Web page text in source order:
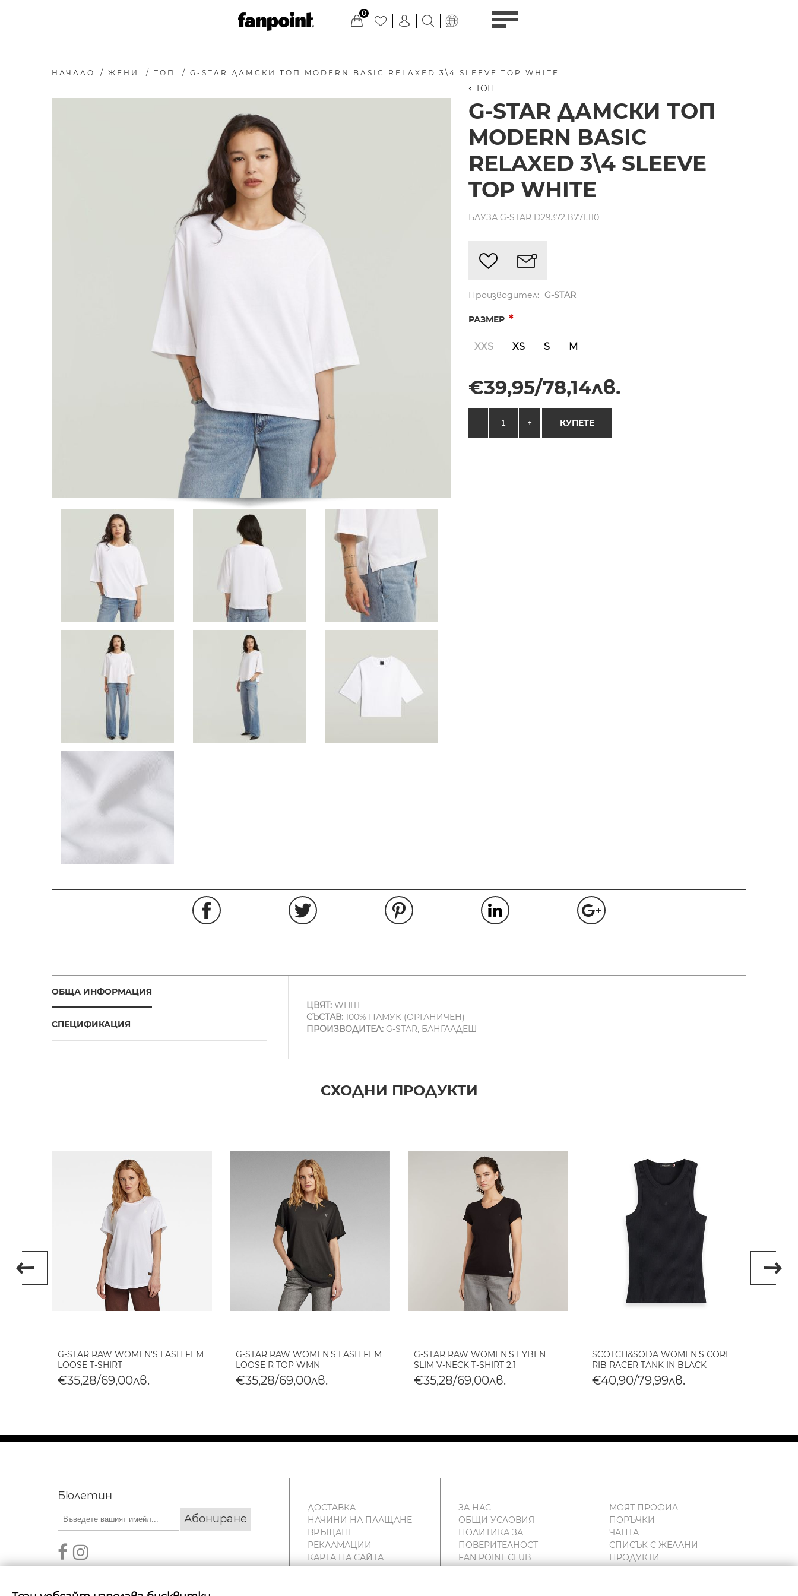
0
НАЧАЛО / ЖЕНИ / ТОП / G-STAR ДАМСКИ ТОП MODERN BASIC RELAXED 3\4 SLEEVE TOP WHITE
ТОП
G-STAR ДАМСКИ ТОП
MODERN BASIC
RELAXED 3\4 SLEEVE
TOP WHITE
БЛУЗА G-STAR D29372.B771.110
Производител: G-STAR
РАЗМЕР *
XXS XS S M
€39,95/78,14лв.
- + КУПЕТЕ
ОБЩА ИНФОРМАЦИЯ
СПЕЦИФИКАЦИЯ
ЦВЯТ:WHITE
СЪСТАВ:100% ПАМУК (ОРГАНИЧЕН)
ПРОИЗВОДИТЕЛ:G-STAR, БАНГЛАДЕШ
СХОДНИ ПРОДУКТИ
G-STAR RAW WOMEN'S LASH FEM
LOOSE T-SHIRT
€35,28/69,00лв.
G-STAR RAW WOMEN'S LASH FEM
LOOSE R TOP WMN
€35,28/69,00лв.
G-STAR RAW WOMEN'S EYBEN
SLIM V-NECK T-SHIRT 2.1
€35,28/69,00лв.
SCOTCH&SODA WOMEN'S CORE
RIB RACER TANK IN BLACK
€40,90/79,99лв.
Бюлетин
Абониране
ДОСТАВКА
НАЧИНИ НА ПЛАЩАНЕ
ВРЪЩАНЕ
РЕКЛАМАЦИИ
КАРТА НА САЙТА
КОНТАКТИ
ЗА НАС
ОБЩИ УСЛОВИЯ
ПОЛИТИКА ЗА
ПОВЕРИТЕЛНОСТ
FAN POINT CLUB
МАГАЗИНИ
МОЯТ ПРОФИЛ
ПОРЪЧКИ
ЧАНТА
СПИСЪК С ЖЕЛАНИ
ПРОДУКТИ